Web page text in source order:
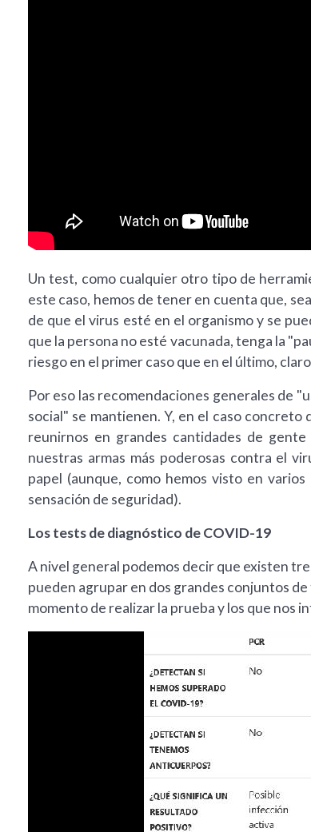
Un test, como cualquier otro tipo de
este caso, hemos de tener en cuenta que,
de que el virus esté en el organismo y se
que la persona no esté vacunada, tenga la
riesgo en el primer caso que en el último,
Por eso las recomendaciones generales de
social" se mantienen. Y, en el caso
reunirnos en grandes cantidades de
nuestras armas más poderosas contra el
papel (aunque, como hemos visto en
sensación de seguridad).
Los tests de diagnóstico de COVID-19
A nivel general podemos decir que existen
pueden agrupar en dos grandes conjuntos
momento de realizar la prueba y los que nos